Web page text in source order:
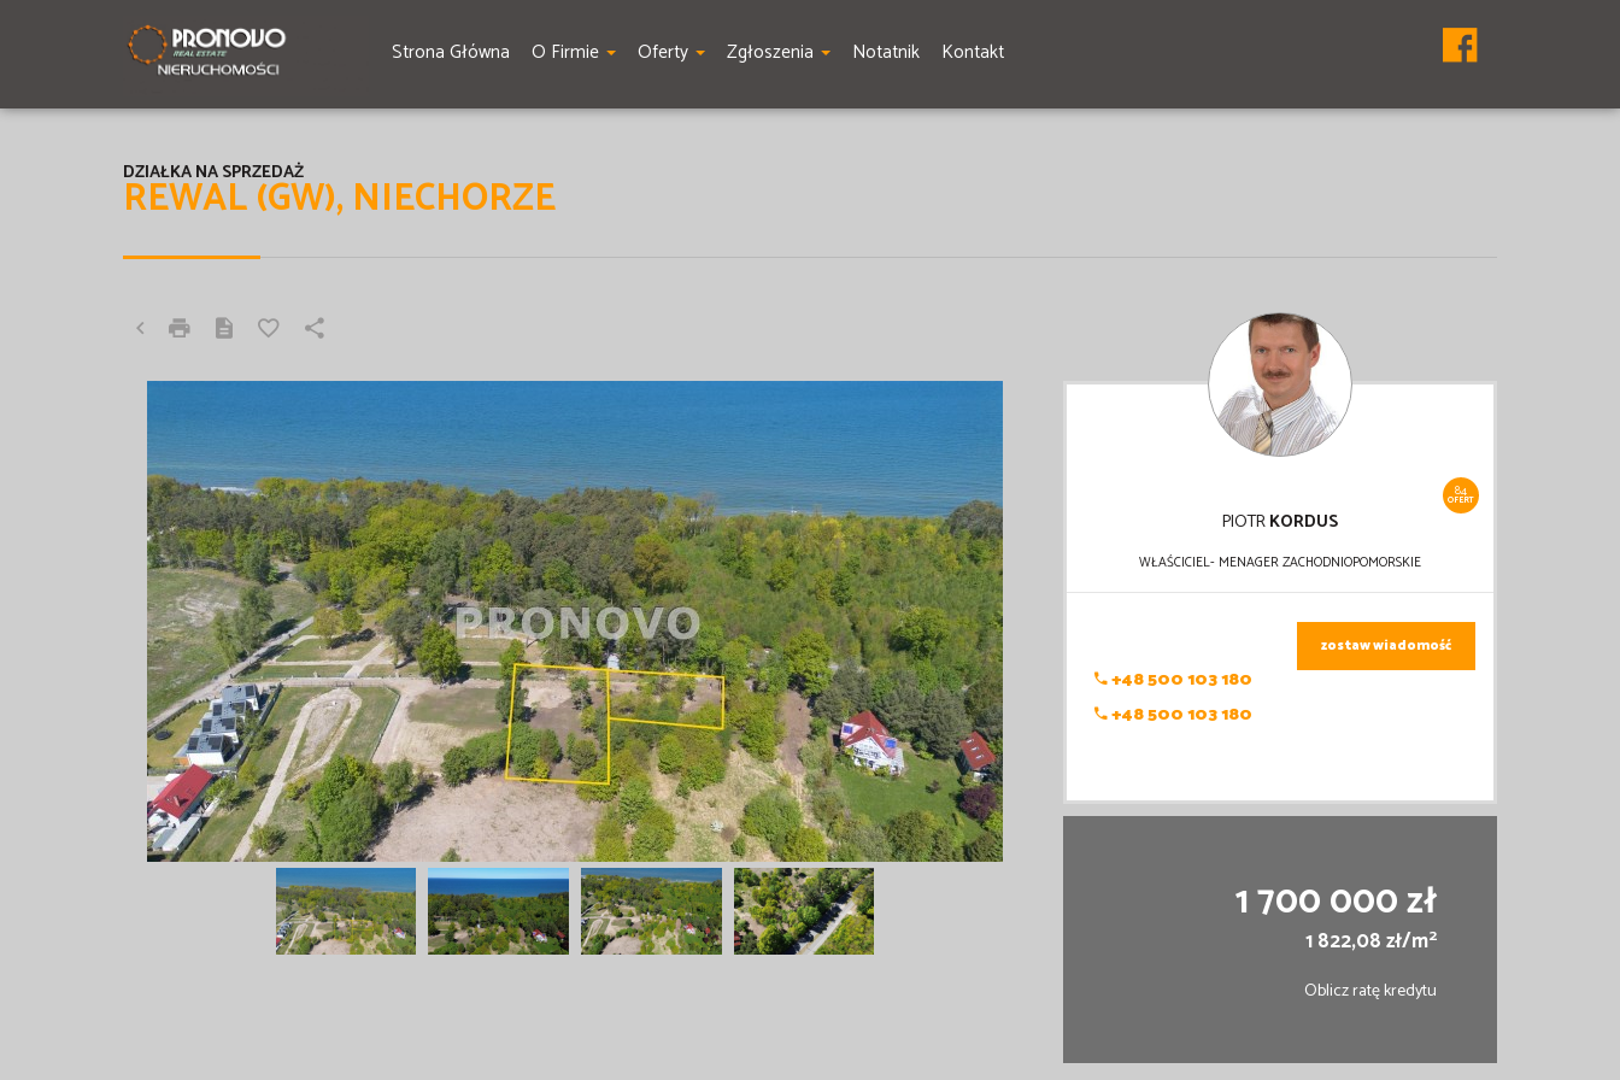
Strona Główna O Firmie Oferty Zgłoszenia Notatnik Kontakt
REWAL (GW), NIECHORZE
DZIAŁKA NA SPRZEDAŻ
84
OFERT
PIOTRKORDUS
WŁAŚCICIEL- MENAGER ZACHODNIOPOMORSKIE
+48 500 103 180
+48 500 103 180
zostaw wiadomość
1 700 000 zł
1 822,08 zł/m2
Oblicz ratę kredytu